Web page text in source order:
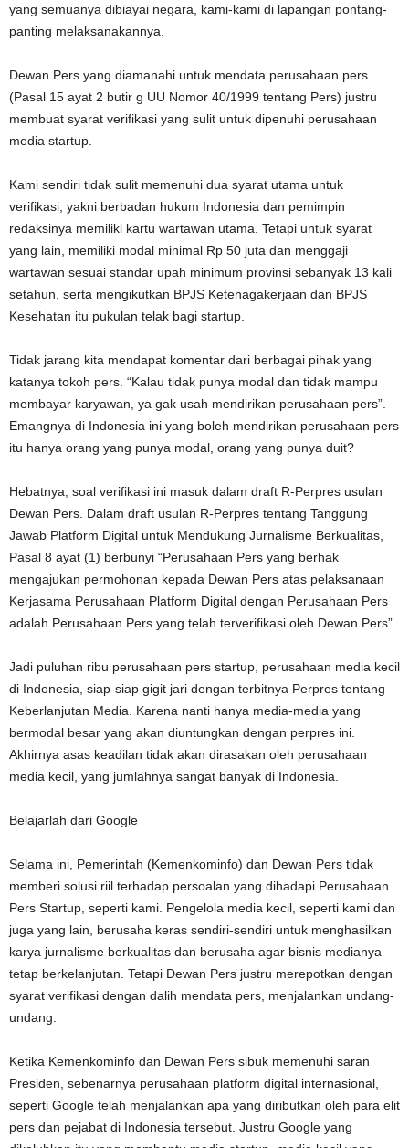
yang semuanya dibiayai negara, kami-kami di lapangan pontang-
panting melaksanakannya.
Dewan Pers yang diamanahi untuk mendata perusahaan pers
(Pasal 15 ayat 2 butir g UU Nomor 40/1999 tentang Pers) justru
membuat syarat verifikasi yang sulit untuk dipenuhi perusahaan
media startup.
Kami sendiri tidak sulit memenuhi dua syarat utama untuk
verifikasi, yakni berbadan hukum Indonesia dan pemimpin
redaksinya memiliki kartu wartawan utama. Tetapi untuk syarat
yang lain, memiliki modal minimal Rp 50 juta dan menggaji
wartawan sesuai standar upah minimum provinsi sebanyak 13 kali
setahun, serta mengikutkan BPJS Ketenagakerjaan dan BPJS
Kesehatan itu pukulan telak bagi startup.
Tidak jarang kita mendapat komentar dari berbagai pihak yang
katanya tokoh pers. “Kalau tidak punya modal dan tidak mampu
membayar karyawan, ya gak usah mendirikan perusahaan pers”.
Emangnya di Indonesia ini yang boleh mendirikan perusahaan pers
itu hanya orang yang punya modal, orang yang punya duit?
Hebatnya, soal verifikasi ini masuk dalam draft R-Perpres usulan
Dewan Pers. Dalam draft usulan R-Perpres tentang Tanggung
Jawab Platform Digital untuk Mendukung Jurnalisme Berkualitas,
Pasal 8 ayat (1) berbunyi “Perusahaan Pers yang berhak
mengajukan permohonan kepada Dewan Pers atas pelaksanaan
Kerjasama Perusahaan Platform Digital dengan Perusahaan Pers
adalah Perusahaan Pers yang telah terverifikasi oleh Dewan Pers”.
Jadi puluhan ribu perusahaan pers startup, perusahaan media kecil
di Indonesia, siap-siap gigit jari dengan terbitnya Perpres tentang
Keberlanjutan Media. Karena nanti hanya media-media yang
bermodal besar yang akan diuntungkan dengan perpres ini.
Akhirnya asas keadilan tidak akan dirasakan oleh perusahaan
media kecil, yang jumlahnya sangat banyak di Indonesia.
Belajarlah dari Google
Selama ini, Pemerintah (Kemenkominfo) dan Dewan Pers tidak
memberi solusi riil terhadap persoalan yang dihadapi Perusahaan
Pers Startup, seperti kami. Pengelola media kecil, seperti kami dan
juga yang lain, berusaha keras sendiri-sendiri untuk menghasilkan
karya jurnalisme berkualitas dan berusaha agar bisnis medianya
tetap berkelanjutan. Tetapi Dewan Pers justru merepotkan dengan
syarat verifikasi dengan dalih mendata pers, menjalankan undang-
undang.
Ketika Kemenkominfo dan Dewan Pers sibuk memenuhi saran
Presiden, sebenarnya perusahaan platform digital internasional,
seperti Google telah menjalankan apa yang diributkan oleh para elit
pers dan pejabat di Indonesia tersebut. Justru Google yang